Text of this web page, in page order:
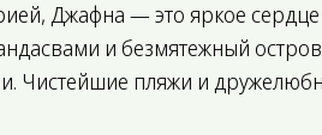
Джафна — это яркое
и безмятежный
Чистейшие пляжи и